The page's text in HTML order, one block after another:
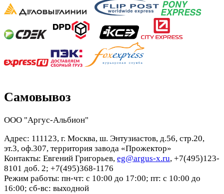
Самовывоз
ООО "Аргус-Альбион"
Адрес: 111123, г. Москва, ш. Энтузиастов, д.56, стр.20,
эт.3, оф.307, территория завода «Прожектор»
Контакты: Евгений Григорьев, eg@argus-x.ru, +7(495)123-
8101 доб. 2; +7(495)368-1176
Режим работы: пн-чт: с 10:00 до 17:00; пт: с 10:00 до
16:00; сб-вс: выходной